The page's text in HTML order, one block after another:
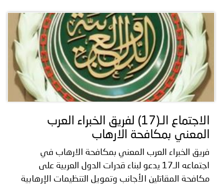
المجلس
مؤتمرات
و
اجتماعات
جهود
إنجازات
برامج
توعوية
الخدمات
الإلكترونية
صور
وفيديو
مجلة
أصداء
الأمانة
إعلانات
من
الاجتماع الـ(17) لفريق الخبراء العرب
المعني بمكافحة الارهاب
فريق الخبراء العرب المعني بمكافحة الارهاب في
اجتماعه الـ17 يدعو لبناء قدرات الدول العربية على
مكافحة المقاتلين الأجانب وتمويل التنظيمات الإرهابية